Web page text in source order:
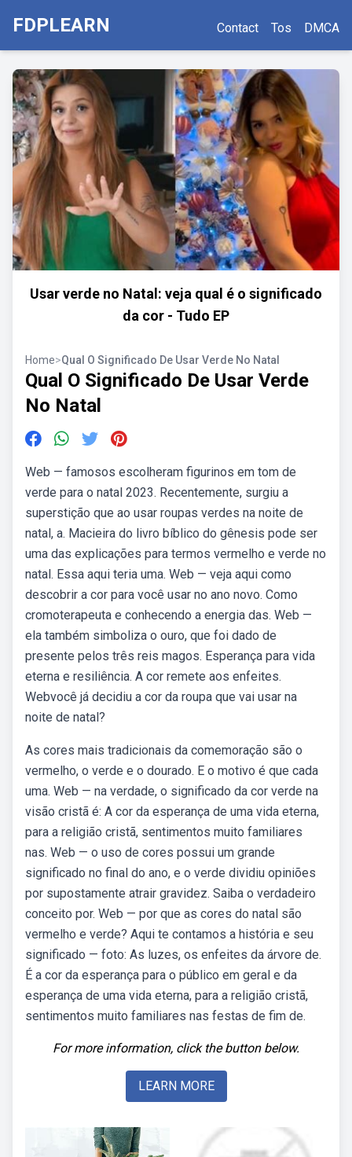
FDPLEARN Contact Tos DMCA
Usar verde no Natal: veja qual é o significado
da cor - Tudo EP
Home>Qual O Significado De Usar Verde No Natal
Qual O Significado De Usar Verde
No Natal
Web — famosos escolheram figurinos em tom de
verde para o natal 2023. Recentemente, surgiu a
superstição que ao usar roupas verdes na noite de
natal, a. Macieira do livro bíblico do gênesis pode ser
uma das explicações para termos vermelho e verde no
natal. Essa aqui teria uma. Web — veja aqui como
descobrir a cor para você usar no ano novo. Como
cromoterapeuta e conhecendo a energia das. Web —
ela também simboliza o ouro, que foi dado de
presente pelos três reis magos. Esperança para vida
eterna e resiliência. A cor remete aos enfeites.
Webvocê já decidiu a cor da roupa que vai usar na
noite de natal?
As cores mais tradicionais da comemoração são o
vermelho, o verde e o dourado. E o motivo é que cada
uma. Web — na verdade, o significado da cor verde na
visão cristã é: A cor da esperança de uma vida eterna,
para a religião cristã, sentimentos muito familiares
nas. Web — o uso de cores possui um grande
significado no final do ano, e o verde dividiu opiniões
por supostamente atrair gravidez. Saiba o verdadeiro
conceito por. Web — por que as cores do natal são
vermelho e verde? Aqui te contamos a história e seu
significado — foto: As luzes, os enfeites da árvore de.
É a cor da esperança para o público em geral e da
esperança de uma vida eterna, para a religião cristã,
sentimentos muito familiares nas festas de fim de.
For more information, click the button below.
LEARN MORE